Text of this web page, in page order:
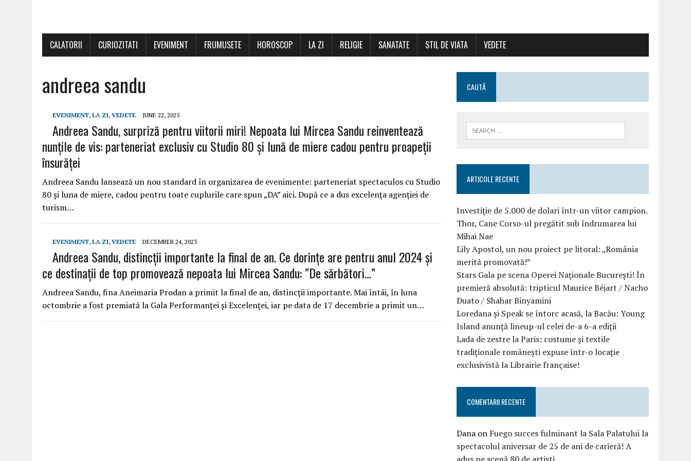
CALATORII CURIOZITATI EVENIMENT FRUMUSETE HOROSCOP LA ZI RELIGIE SANATATE STIL DE VIATA VEDETE
andreea sandu
EVENIMENT, LA ZI, VEDETE JUNE 22, 2025
Andreea Sandu, surpriză pentru viitorii miri! Nepoata lui Mircea Sandu reinventează
nunțile de vis: parteneriat exclusiv cu Studio 80 și lună de miere cadou pentru proapeții
însurăței
Andreea Sandu lansează un nou standard în organizarea de evenimente: parteneriat spectaculos cu Studio
80 și luna de miere, cadou pentru toate cuplurile care spun „DA” aici. După ce a dus excelența agenției de
turism…
EVENIMENT, LA ZI, VEDETE DECEMBER 24, 2023
Andreea Sandu, distincții importante la final de an. Ce dorințe are pentru anul 2024 și
ce destinații de top promovează nepoata lui Mircea Sandu: ”De sărbători…”
Andreea Sandu, fina Aneimaria Prodan a primit la final de an, distincții importante. Mai întâi, în luna
octombrie a fost premiată la Gala Performanței și Excelenței, iar pe data de 17 decembrie a primit un…
CAUTĂ
ARTICOLE RECENTE
Investiție de 5.000 de dolari într-un viitor campion.
Thor, Cane Corso-ul pregătit sub îndrumarea lui
Mihai Nae
Lily Apostol, un nou proiect pe litoral: „România
merită promovată!”
Stars Gala pe scena Operei Naționale București! În
premieră absolută: tripticul Maurice Béjart / Nacho
Duato / Shahar Binyamini
Loredana și Speak se întorc acasă, la Bacău: Young
Island anunță lineup-ul celei de-a 6-a ediții
Lada de zestre la Paris: costume și textile
tradiționale românești expuse într-o locație
exclusivistă la Librairie française!
COMENTARII RECENTE
Dana on Fuego succes fulminant la Sala Palatului la
spectacolul aniversar de 25 de ani de carieră! A